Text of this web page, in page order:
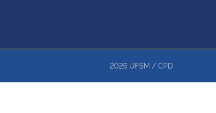
2026 UFSM / CPD